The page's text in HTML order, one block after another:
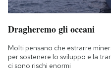
Dragheremo gli oceani
Molti pensano che estrarre
per sostenere lo sviluppo e la
ci sono rischi enormi